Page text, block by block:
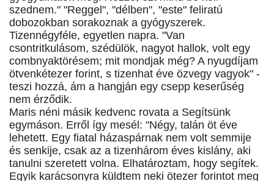
szednem." "Reggel", "délben", "este" feliratú
dobozokban sorakoznak a gyógyszerek.
Tizennégyféle, egyetlen napra. "Van
csontritkulásom, szédülök, nagyot hallok, volt egy
combnyaktörésem; mit mondjak még? A nyugdíjam
ötvenkétezer forint, s tizenhat éve özvegy vagyok" -
teszi hozzá, ám a hangján egy csepp keserűség
nem érződik.
Maris néni másik kedvenc rovata a Segítsünk
egymáson. Erről így mesél: "Négy, talán öt éve
lehetett. Egy fiatal házaspárnak nem volt semmije
és senkije, csak az a tizenhárom éves kislány, aki
tanulni szeretett volna. Elhatároztam, hogy segítek.
Egyik karácsonyra küldtem neki ötezer forintot meg